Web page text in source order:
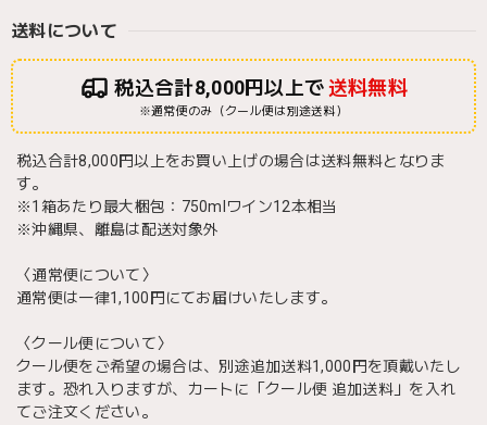
送料について
税込合計8,000円以上で送料無料
※通常便のみ（クール便は別途送料）
税込合計8,000円以上をお買い上げの場合は送料無料となりま
す。
※1箱あたり最大梱包：750mlワイン12本相当
※沖縄県、離島は配送対象外
〈通常便について〉
通常便は一律1,100円にてお届けいたします。
〈クール便について〉
クール便をご希望の場合は、別途追加送料1,000円を頂戴いたし
ます。恐れ入りますが、カートに「クール便 追加送料」を入れ
てご注文ください。